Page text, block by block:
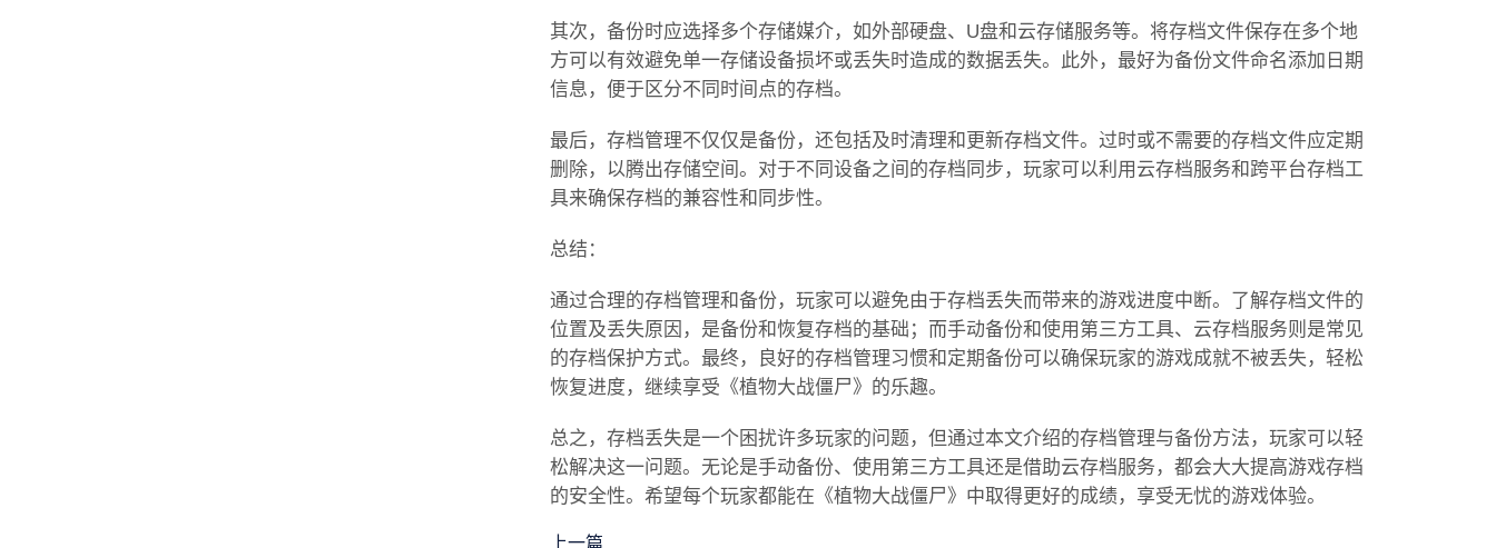
其次，备份时应选择多个存储媒介，如外部硬盘、U盘和云存储服务等。将存档文件保存在多个地
方可以有效避免单一存储设备损坏或丢失时造成的数据丢失。此外，最好为备份文件命名添加日期
信息，便于区分不同时间点的存档。
最后，存档管理不仅仅是备份，还包括及时清理和更新存档文件。过时或不需要的存档文件应定期
删除，以腾出存储空间。对于不同设备之间的存档同步，玩家可以利用云存档服务和跨平台存档工
具来确保存档的兼容性和同步性。
总结：
通过合理的存档管理和备份，玩家可以避免由于存档丢失而带来的游戏进度中断。了解存档文件的
位置及丢失原因，是备份和恢复存档的基础；而手动备份和使用第三方工具、云存档服务则是常见
的存档保护方式。最终，良好的存档管理习惯和定期备份可以确保玩家的游戏成就不被丢失，轻松
恢复进度，继续享受《植物大战僵尸》的乐趣。
总之，存档丢失是一个困扰许多玩家的问题，但通过本文介绍的存档管理与备份方法，玩家可以轻
松解决这一问题。无论是手动备份、使用第三方工具还是借助云存档服务，都会大大提高游戏存档
的安全性。希望每个玩家都能在《植物大战僵尸》中取得更好的成绩，享受无忧的游戏体验。
上一篇